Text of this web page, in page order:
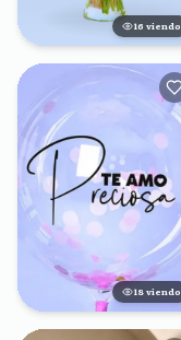
17 viendo
17 viendo